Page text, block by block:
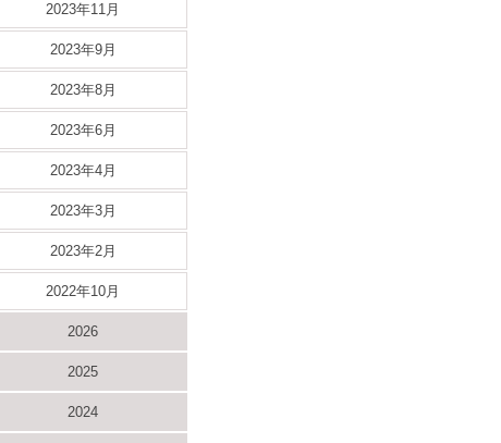
2023年11月
2023年9月
2023年8月
2023年6月
2023年4月
2023年3月
2023年2月
2022年10月
2026
2025
2024